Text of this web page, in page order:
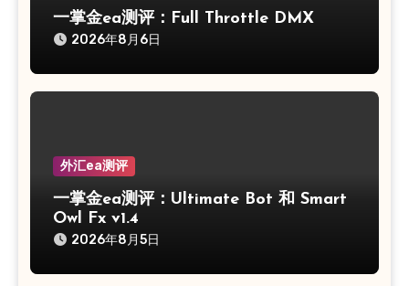
一掌金ea测评：Full Throttle DMX
2026年8月6日
外汇ea测评
一掌金ea测评：Ultimate Bot 和 Smart
Owl Fx v1.4
2026年8月5日